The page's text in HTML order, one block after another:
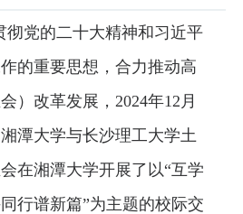
彻党的二十大精神和习近平
的重要思想，合力推动高
）改革发展，2024年12月
潭大学与长沙理工大学土
在湘潭大学开展了以“互学
行谱新篇”为主题的校际交